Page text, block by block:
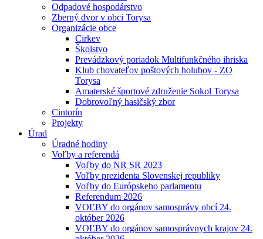
Odpadové hospodárstvo
Zberný dvor v obci Torysa
Organizácie obce
Cirkev
Školstvo
Prevádzkový poriadok Multifunkčného ihriska
Klub chovateľov poštových holubov - ZO
Torysa
Amaterské športové združenie Sokol Torysa
Dobrovoľný hasičský zbor
Cintorín
Projekty
Úrad
Úradné hodiny
Voľby a referendá
Voľby do NR SR 2023
Voľby prezidenta Slovenskej republiky
Voľby do Európskeho parlamentu
Referendum 2026
VOĽBY do orgánov samosprávy obcí 24.
október 2026
VOĽBY do orgánov samosprávnych krajov 24.